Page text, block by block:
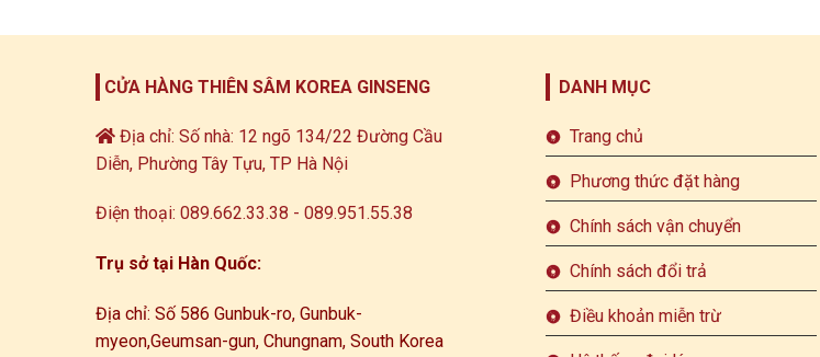
CỬA HÀNG THIÊN SÂM KOREA GINSENG
Địa chỉ: Số nhà: 12 ngõ 134/22 Đường Cầu
Diễn, Phường Tây Tựu, TP Hà Nội
Điện thoại: 089.662.33.38 - 089.951.55.38
Trụ sở tại Hàn Quốc:
Địa chỉ: Số 586 Gunbuk-ro, Gunbuk-
myeon,Geumsan-gun, Chungnam, South Korea
DANH MỤC
Trang chủ
Phương thức đặt hàng
Chính sách vận chuyển
Chính sách đổi trả
Điều khoản miễn trừ